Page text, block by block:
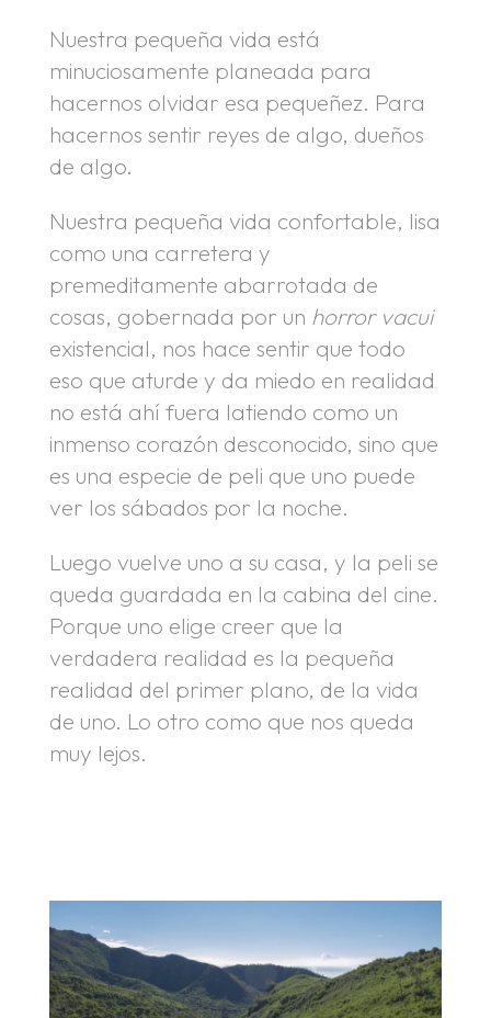
Nuestra pequeña vida está
minuciosamente planeada para
hacernos olvidar esa pequeñez. Para
hacernos sentir reyes de algo, dueños
de algo.
Nuestra pequeña vida confortable, lisa
como una carretera y
premeditamente abarrotada de
cosas, gobernada por un horror vacui
existencial, nos hace sentir que todo
eso que aturde y da miedo en realidad
no está ahí fuera latiendo como un
inmenso corazón desconocido, sino que
es una especie de peli que uno puede
ver los sábados por la noche.
Luego vuelve uno a su casa, y la peli se
queda guardada en la cabina del cine.
Porque uno elige creer que la
verdadera realidad es la pequeña
realidad del primer plano, de la vida
de uno. Lo otro como que nos queda
muy lejos.